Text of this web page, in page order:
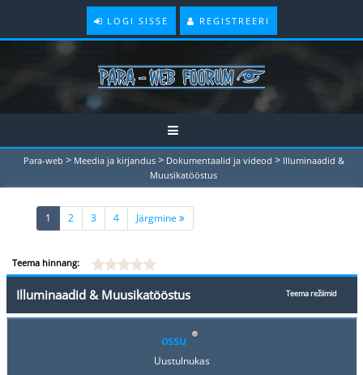
LOGI SISSE REGISTREERI
Para-web > Meedia ja kirjandus > Dokumentaalid ja videod > Illuminaadid &
Muusikatööstus
1 (current)
2 3 4 Järgmine
Teema hinnang:
Teema režiimid
Illuminaadid & Muusikatööstus
ossu
Uustulnukas